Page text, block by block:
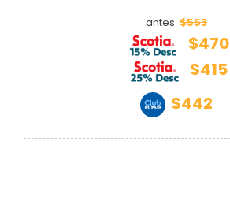
antes $553
$470
$415
$442